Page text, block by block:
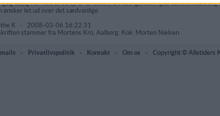
dejlig ret med et strejf af Orienten, en helt igennem god sammensætning
ønsker let ud over det sædvanlige
K
- 2008-03-06 16:22:31
stammer fra Mortens Kro, Aalborg. Kok: Morten Nielsen
- Privatlivspolitik - Kontakt - Om os - Copyright © Alletiders